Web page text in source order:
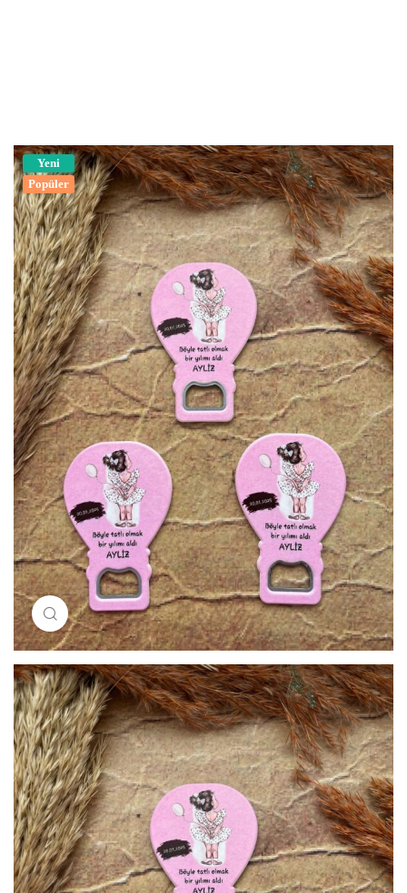
Yeni
Popüler
Resimi büyütmek için tıklayın